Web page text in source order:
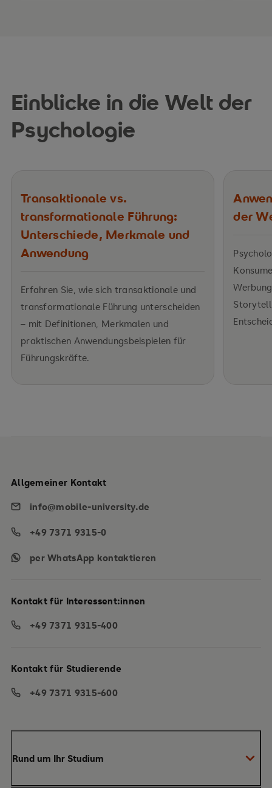
Einblicke in die Welt der
Psychologie
Transaktionale vs.
transformationale Führung:
Unterschiede, Merkmale und
Anwendung
Erfahren Sie, wie sich transaktionale und
transformationale Führung unterscheiden
– mit Definitionen, Merkmalen und
praktischen Anwendungsbeispielen für
Führungskräfte.
der
Rund um Ihr Studium
Allgemeiner Kontakt
info@mobile-university.de
+49 7371 9315-0
per WhatsApp kontaktieren
Kontakt für Interessent:innen
+49 7371 9315-400
Kontakt für Studierende
+49 7371 9315-600